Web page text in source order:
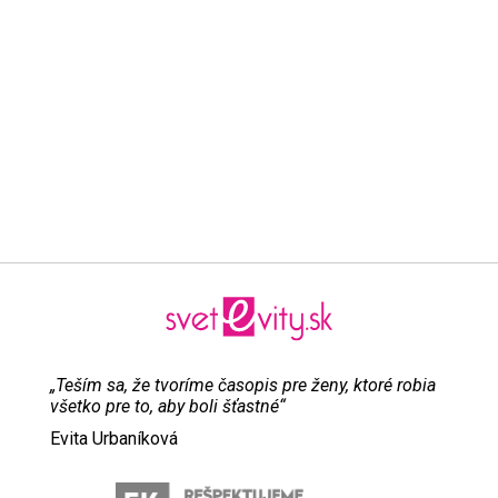
„Teším sa, že tvoríme časopis pre ženy, ktoré robia
všetko pre to, aby boli šťastné“
Evita Urbaníková